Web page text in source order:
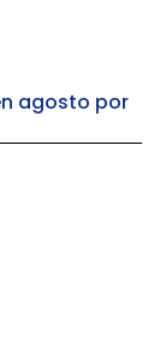
agosto por